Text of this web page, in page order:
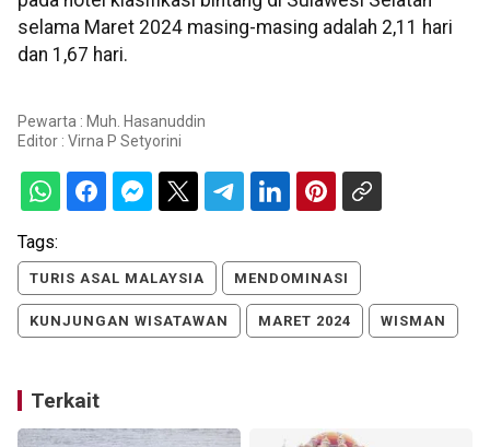
selama Maret 2024 masing-masing adalah 2,11 hari
dan 1,67 hari.
Pewarta : Muh. Hasanuddin
Editor : Virna P Setyorini
Tags:
TURIS ASAL MALAYSIA MENDOMINASI
KUNJUNGAN WISATAWAN MARET 2024 WISMAN
Terkait